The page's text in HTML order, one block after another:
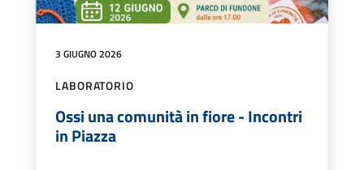
3 GIUGNO 2026
LABORATORIO
Ossi una comunità in fiore - Incontri
in Piazza